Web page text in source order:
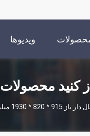
ویدیوها
کنید محصولات
متر پرده هوا سرد